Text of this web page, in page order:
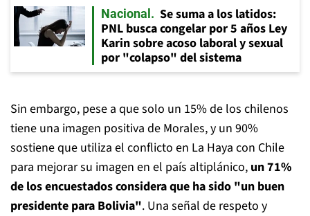
Nacional
Se suma a los latidos:
PNL busca congelar por 5 años Ley
Karin sobre acoso laboral y sexual
por "colapso" del sistema
Sin embargo, pese a que solo un 15% de los chilenos
tiene una imagen positiva de Morales, y un 90%
sostiene que utiliza el conflicto en La Haya con Chile
para mejorar su imagen en el país altiplánico, un 71%
de los encuestados considera que ha sido "un buen
presidente para Bolivia". Una señal de respeto y